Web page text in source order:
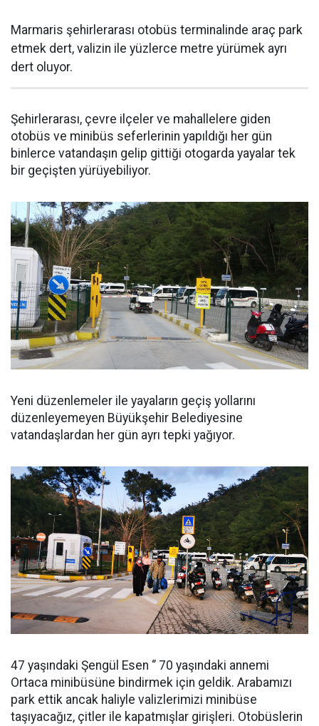
Marmaris şehirlerarası otobüs terminalinde araç park
etmek dert, valizin ile yüzlerce metre yürümek ayrı
dert oluyor.
Şehirlerarası, çevre ilçeler ve mahallelere giden
otobüs ve minibüs seferlerinin yapıldığı her gün
binlerce vatandaşın gelip gittiği otogarda yayalar tek
bir geçişten yürüyebiliyor.
Yeni düzenlemeler ile yayaların geçiş yollarını
düzenleyemeyen Büyükşehir Belediyesine
vatandaşlardan her gün ayrı tepki yağıyor.
47 yaşındaki Şengül Esen ‘’ 70 yaşındaki annemi
Ortaca minibüsüne bindirmek için geldik. Arabamızı
park ettik ancak haliyle valizlerimizi minibüse
taşıyacağız, çitler ile kapatmışlar girişleri. Otobüslerin